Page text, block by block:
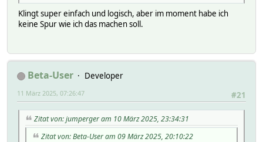
Klingt super einfach und logisch, aber im moment habe ich
keine Spur wie ich das machen soll.
Beta-User
Developer
#21
11 März 2025, 07:26:47
Zitat von: jumperger am 10 März 2025, 23:34:31
Zitat von: Beta-User am 09 März 2025, 20:10:22